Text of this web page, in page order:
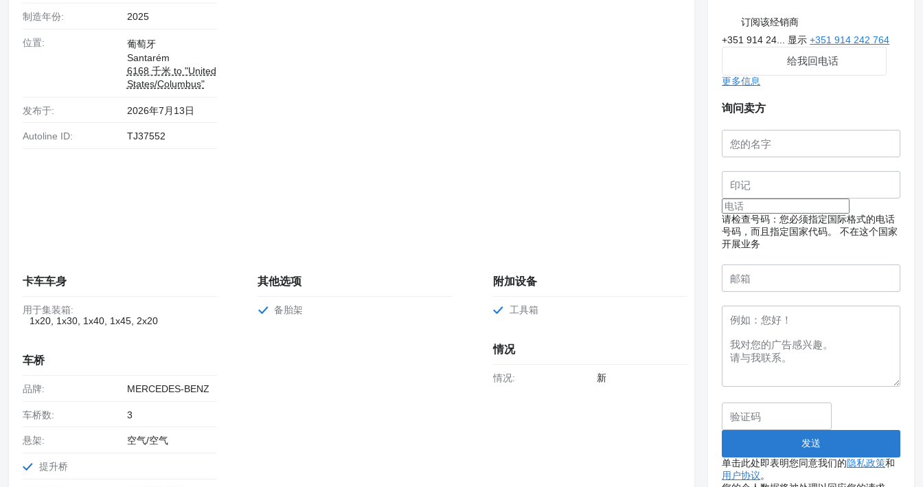
制造年份: 2025
位置:
葡萄牙
Santarém
6168 千米 to "United
States/Columbus"
发布于: 2026年7月13日
Autoline ID: TJ37552
卡车车身
用于集装箱:
1x20, 1x30, 1x40, 1x45, 2x20
车桥
品牌: MERCEDES-BENZ
车桥数: 3
悬架: 空气/空气
提升桥
其他选项
备胎架
附加设备
工具箱
情况
情况: 新
订阅该经销商
+351 914 24... 显示+351 914 242 764
给我回电话
更多信息
询问卖方
请检查号码：您必须指定国际格式的电话
号码，而且指定国家代码。
不在这个国家
开展业务
单击此处即表明您同意我们的隐私政策和
用户协议。